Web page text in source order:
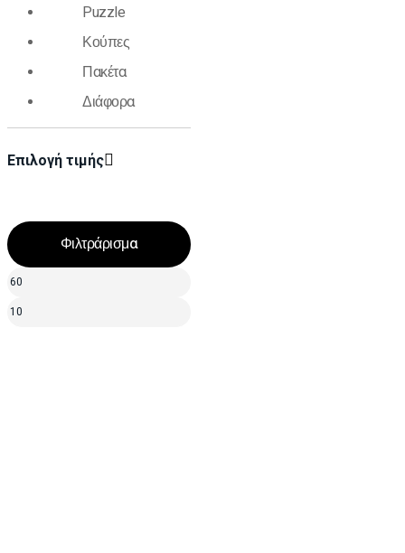
Puzzle
Κούπες
Πακέτα
Διάφορα
Επιλογή τιμής
Φιλτράρισμα